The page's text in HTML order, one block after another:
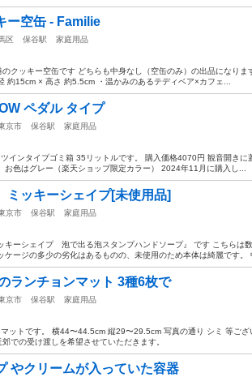
ー空缶 - Familie
区 保谷駅
家庭用品
のクッキー空缶です どちらも中身なし（空缶のみ）の出品になり
約15cm × 高さ 約5.5cm ・温かみのあるテディベア×カフェ...
ペダル タイプ
京市 保谷駅
家庭用品
インタイプゴミ箱 35リットルです。 購入価格4070円 観音開きに
お色はグレー（楽天ショップ限定カラー） 2024年11月に購入し...
ッキーシェイプ[未使用品]
京市 保谷駅
家庭用品
キーシェイプ 泡で出る泡スタンプハンドソープ』 です こちらは
ケージの多少の劣化はあるものの、未使用のため本体は綺麗です。
ランチョンマット 3種6枚で
京市 保谷駅
家庭用品
ットです。 横44〜44.5cm 縦29〜29.5cm 写真の通り シミ 等ござ
での受け渡しを希望させていただきます。
やクリームが入っていた容器